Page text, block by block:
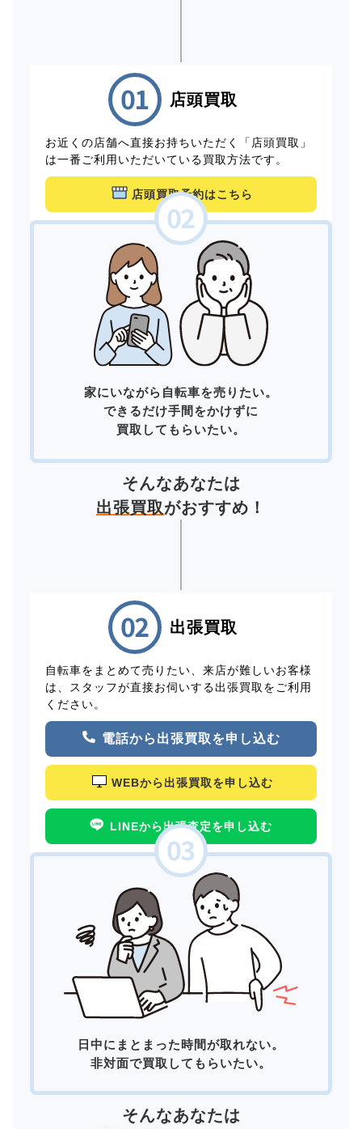
店頭買取
お近くの店舗へ直接お持ちいただく「店頭買取」
は一番ご利用いただいている買取方法です。
店頭買取予約はこちら
家にいながら自転車を売りたい。
できるだけ手間をかけずに
買取してもらいたい。
そんなあなたは
出張買取がおすすめ！
出張買取
自転車をまとめて売りたい、来店が難しいお客様
は、スタッフが直接お伺いする出張買取をご利用
ください。
電話から出張買取を申し込む
WEBから出張買取を申し込む
LINEから出張査定を申し込む
日中にまとまった時間が取れない。
非対面で買取してもらいたい。
そんなあなたは